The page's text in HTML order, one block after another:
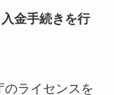
金手続きを行
ライセンスを